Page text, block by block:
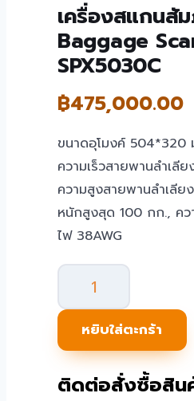
เครื่องสแกนสั
Baggage
SPX5030C
฿475,000.00
ขนาดอุโมงค์ 504*320
ความเร็วสายพานลำเลี
ความสูงสายพานลำเลี
หนักสูงสุด 100 กก., คว
ไฟ 38AWG
จำนวน
เครื่อง
สแกน
สัมภาระ
X-
Ray
หยิบใส่ตะกร้า
ติดต่อสั่งซื้อสิน